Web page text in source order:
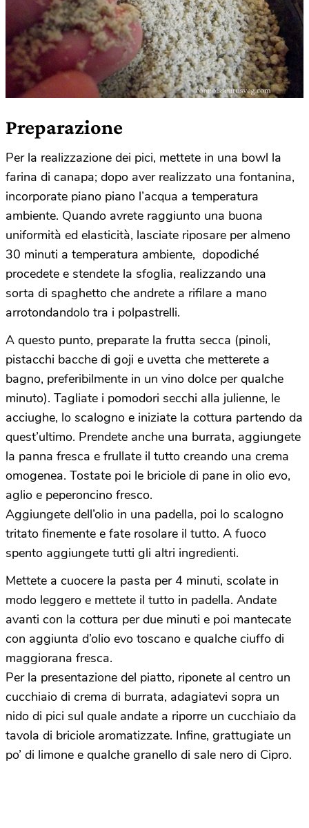
Preparazione
Per la realizzazione dei pici, mettete in una bowl la
farina di canapa; dopo aver realizzato una fontanina,
incorporate piano piano l’acqua a temperatura
ambiente. Quando avrete raggiunto una buona
uniformità ed elasticità, lasciate riposare per almeno
30 minuti a temperatura ambiente, dopodiché
procedete e stendete la sfoglia, realizzando una
sorta di spaghetto che andrete a rifilare a mano
arrotondandolo tra i polpastrelli.
A questo punto, preparate la frutta secca (pinoli,
pistacchi bacche di goji e uvetta che metterete a
bagno, preferibilmente in un vino dolce per qualche
minuto). Tagliate i pomodori secchi alla julienne, le
acciughe, lo scalogno e iniziate la cottura partendo da
quest’ultimo. Prendete anche una burrata, aggiungete
la panna fresca e frullate il tutto creando una crema
omogenea. Tostate poi le briciole di pane in olio evo,
aglio e peperoncino fresco.
Aggiungete dell’olio in una padella, poi lo scalogno
tritato finemente e fate rosolare il tutto. A fuoco
spento aggiungete tutti gli altri ingredienti.
Mettete a cuocere la pasta per 4 minuti, scolate in
modo leggero e mettete il tutto in padella. Andate
avanti con la cottura per due minuti e poi mantecate
con aggiunta d’olio evo toscano e qualche ciuffo di
maggiorana fresca.
Per la presentazione del piatto, riponete al centro un
cucchiaio di crema di burrata, adagiatevi sopra un
nido di pici sul quale andate a riporre un cucchiaio da
tavola di briciole aromatizzate. Infine, grattugiate un
po’ di limone e qualche granello di sale nero di Cipro.